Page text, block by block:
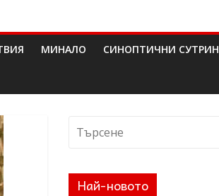
МИНАЛО СИНОПТИЧНИ СУТРИН
Най-новото